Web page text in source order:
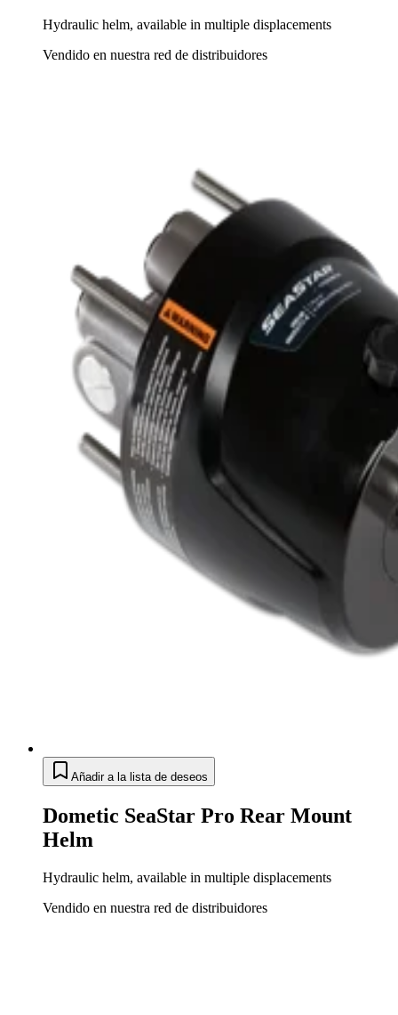
Hydraulic helm, available in multiple displacements
Vendido en nuestra red de distribuidores
Añadir a la lista de deseos
Dometic SeaStar Pro Rear Mount
Helm
Hydraulic helm, available in multiple displacements
Vendido en nuestra red de distribuidores